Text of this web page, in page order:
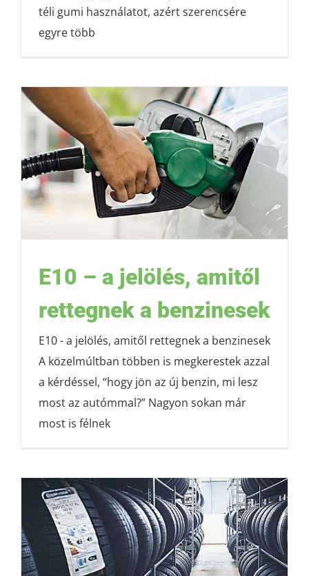
téli gumi használatot, azért szerencsére
egyre több
E10 – a jelölés, amitől
rettegnek a benzinesek
E10 - a jelölés, amitől rettegnek a benzinesek
A közelmúltban többen is megkerestek azzal
a kérdéssel, “hogy jön az új benzin, mi lesz
most az autómmal?” Nagyon sokan már
most is félnek